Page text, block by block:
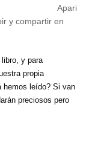
Apari
y compartir en
y para
propia
hemos leído? Si van
preciosos pero